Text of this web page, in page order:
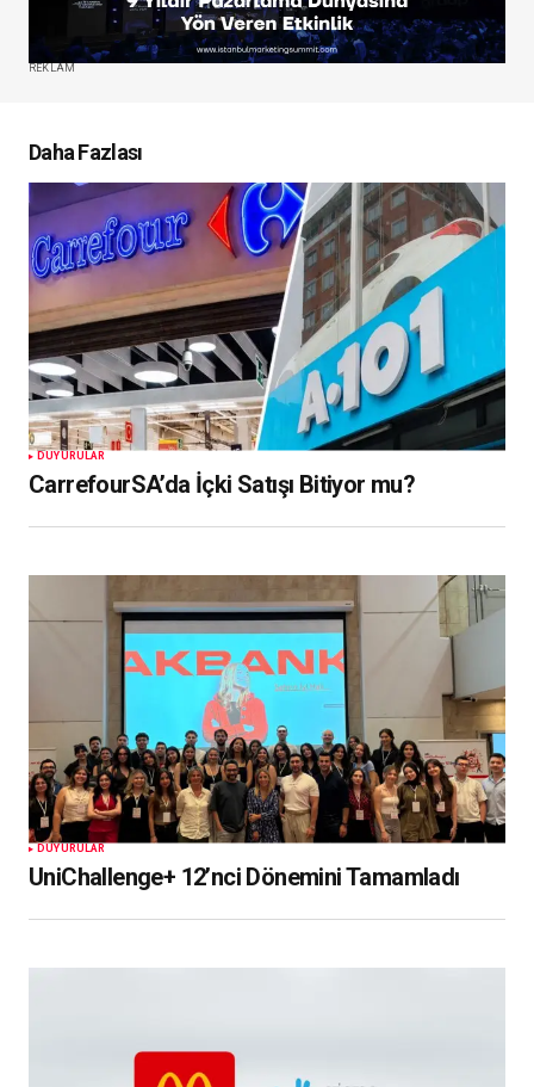
REKLAM
Daha Fazlası
DUYURULAR
CarrefourSA’da İçki Satışı Bitiyor mu?
DUYURULAR
UniChallenge+ 12’nci Dönemini Tamamladı